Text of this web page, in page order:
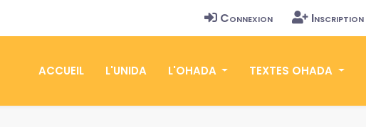
Connexion Inscription
ACCUEIL L'UNIDA L'OHADA TEXTES OHADA